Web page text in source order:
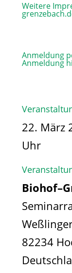
Weitere
Anmeldung
Anmeldung
22. März
Uhr
82234